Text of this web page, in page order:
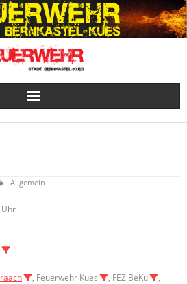
Allgemein
Uhr
, Feuerwehr Kues , FEZ BeKu
,